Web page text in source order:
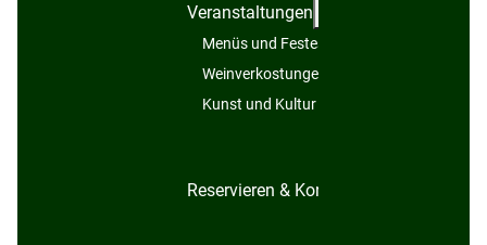
Veranstaltungen
Menüs und Festessen
Weinverkostungen
Kunst und Kultur
Reservieren & Kontakt